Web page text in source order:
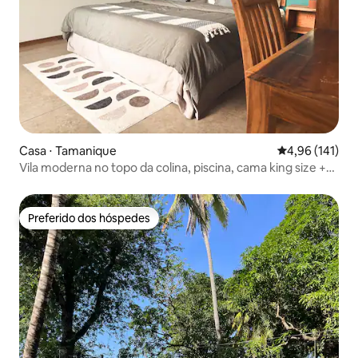
Casa ⋅ Tamanique 4,96 de uma
4,96 (141)
Vila moderna no topo da colina, piscina, cama king size +
Preferido dos hóspedes
Preferido dos hóspedes